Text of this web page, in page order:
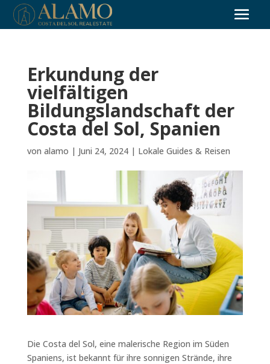
Erkundung der
vielfältigen
Bildungslandschaft der
Costa del Sol, Spanien
von alamo | Juni 24, 2024| Lokale Guides & Reisen
Die Costa del Sol, eine malerische Region im Süden
Spaniens, ist bekannt für ihre sonnigen Strände, ihre